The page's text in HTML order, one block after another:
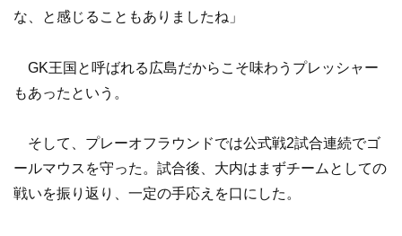
な、と感じることもありましたね」
GK王国と呼ばれる広島だからこそ味わうプレッシャー
もあったという。
そして、プレーオフラウンドでは公式戦2試合連続でゴ
ールマウスを守った。試合後、大内はまずチームとしての
戦いを振り返り、一定の手応えを口にした。